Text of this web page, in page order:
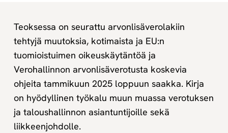
Teoksessa on seurattu arvonlisäverolakiin
tehtyjä muutoksia, kotimaista ja EU:n
tuomioistuimen oikeuskäytäntöä ja
Verohallinnon arvonlisäverotusta koskevia
ohjeita tammikuun 2025 loppuun saakka. Kirja
on hyödyllinen työkalu muun muassa verotuksen
ja taloushallinnon asiantuntijoille sekä
liikkeenjohdolle.